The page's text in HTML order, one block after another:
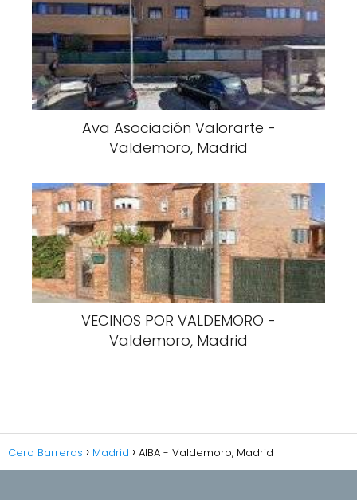
Ava Asociación Valorarte -
Valdemoro, Madrid
VECINOS POR VALDEMORO -
Valdemoro, Madrid
Cero Barreras Madrid AIBA - Valdemoro, Madrid